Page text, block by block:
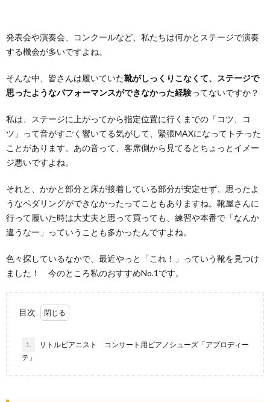
発表会や演奏会、コンクールなど、私たちは何かとステージで演奏
する機会が多いですよね。
そんな中、皆さんは履いていた靴がしっくりこなくて、ステージで
思ったようなパフォーマンスができなかった経験ってないですか？
私は、ステージに上がってから指定位置に行くまでの「コツ、コ
ツ」って音がすごく響いてる気がして、緊張MAXになってトチった
ことがあります。あの音って、客席側から見てるとちょっとイメー
ジ悪いですよね。
それと、かかと部分と床が接着している部分が安定せず、思ったよ
うなペダリングができなかったってこともありますね。靴屋さんに
行って履いた時は大丈夫と思って買っても、練習や本番で「なんか
違うなー」っていうことも多かったんですよね。
色々探しているなかで、最近やっと「これ！」っていう靴を見つけ
ました！ 今のところ私のおすすめNo.1です。
目次
1.
リトルピアニスト コンサート用ピアノシューズ「アプロディー
テ」